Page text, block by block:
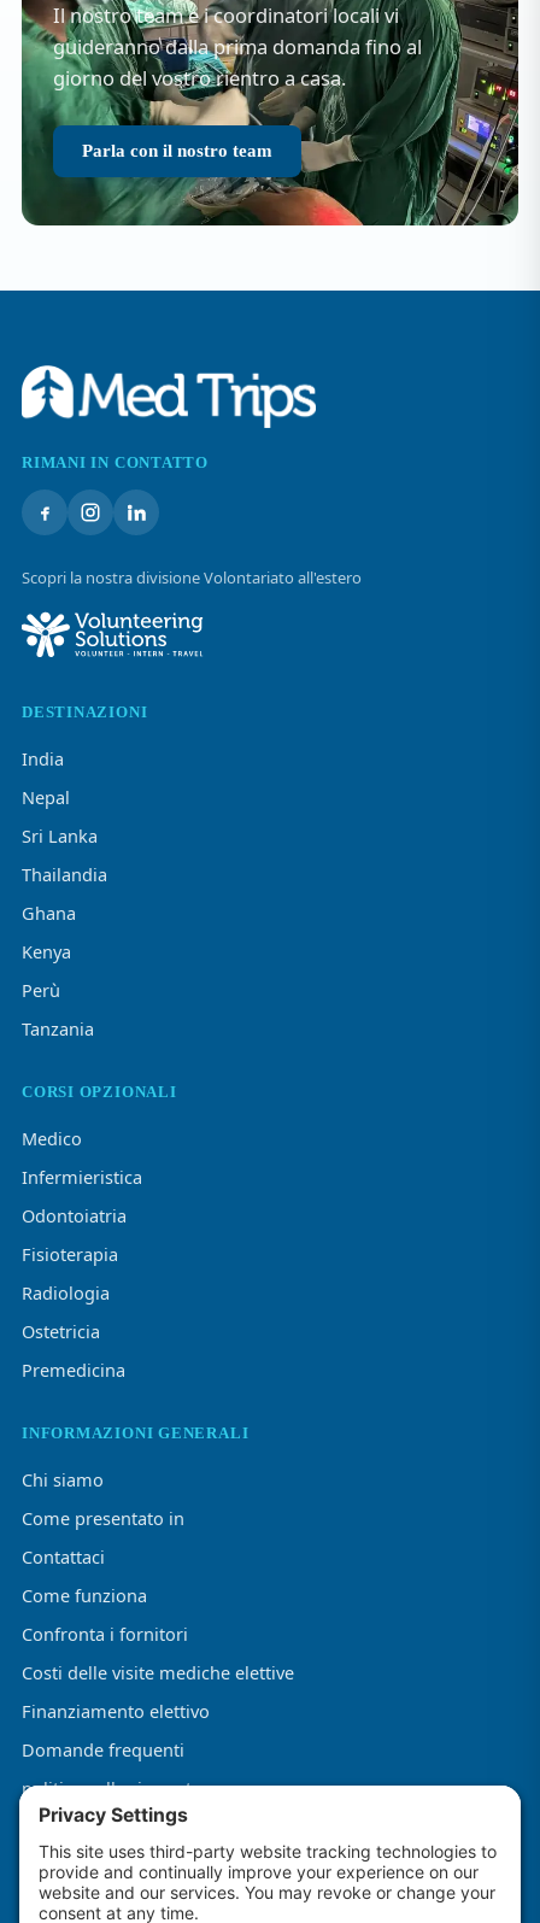
Il nostro team e i coordinatori locali vi
guideranno dalla prima domanda fino al
giorno del vostro rientro a casa.
Parla con il nostro team
RIMANI IN CONTATTO
Scopri la nostra divisione Volontariato all'estero
DESTINAZIONI
India
Nepal
Sri Lanka
Thailandia
Ghana
Kenya
Perù
Tanzania
CORSI OPZIONALI
Medico
Infermieristica
Odontoiatria
Fisioterapia
Radiologia
Ostetricia
Premedicina
INFORMAZIONI GENERALI
Chi siamo
Come presentato in
Contattaci
Come funziona
Confronta i fornitori
Costi delle visite mediche elettive
Finanziamento elettivo
Domande frequenti
politica sulla riservatezza
Termini e condizioni
Informativa sui cookie